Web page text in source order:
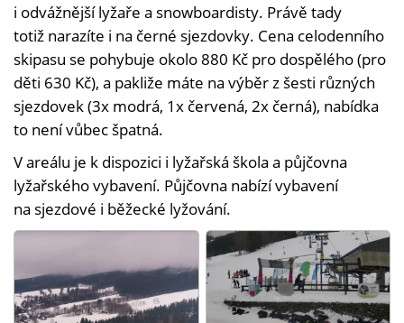
i odvážnější lyžaře a snowboardisty. Právě tady
totiž narazíte i na černé sjezdovky. Cena celodenního
skipasu se pohybuje okolo 880 Kč pro dospělého (pro
děti 630 Kč), a pakliže máte na výběr z šesti různých
sjezdovek (3x modrá, 1x červená, 2x černá), nabídka
to není vůbec špatná.
V areálu je k dispozici i lyžařská škola a půjčovna
lyžařského vybavení. Půjčovna nabízí vybavení
na sjezdové i běžecké lyžování.